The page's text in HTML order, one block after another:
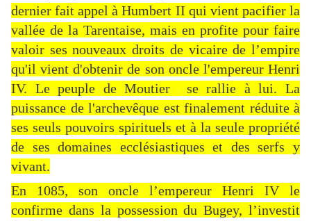
dernier fait appel à Humbert II qui vient pacifier la
vallée de la Tarentaise, mais en profite pour faire
valoir ses nouveaux droits de vicaire de l’empire
qu'il vient d'obtenir de son oncle l'empereur Henri
IV. Le peuple de Moutier se rallie à lui. La
puissance de l'archevêque est finalement réduite à
ses seuls pouvoirs spirituels et à la seule propriété
de ses domaines ecclésiastiques et des serfs y
vivant.
En 1085, son oncle l’empereur Henri IV le
confirme dans la possession du Bugey, l’investit